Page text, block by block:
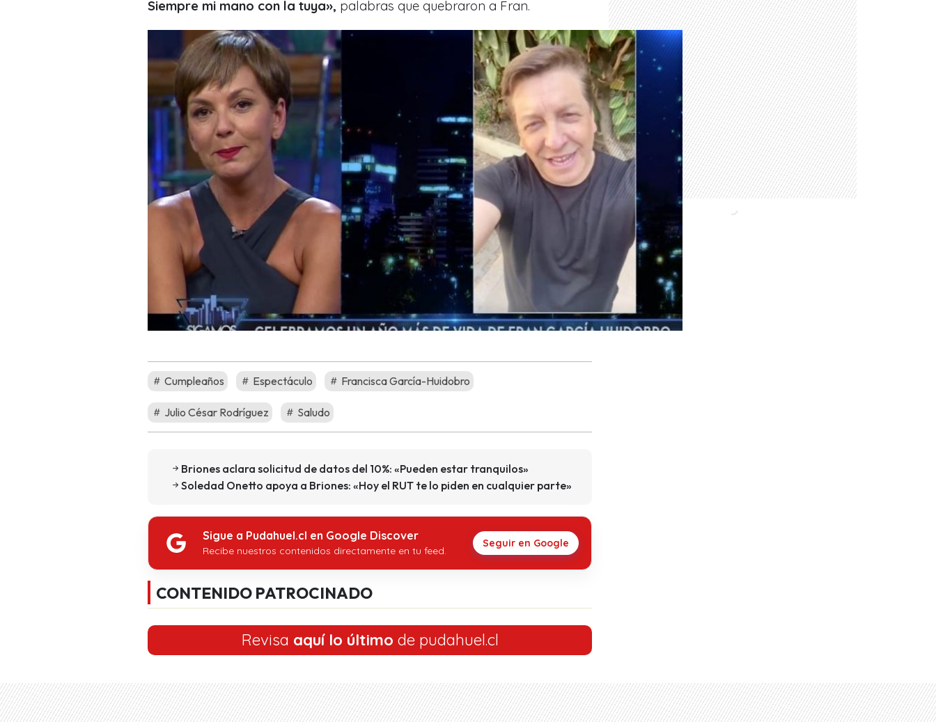
Siempre mi mano con la tuya», palabras que quebraron a Fran.
Cumpleaños Espectáculo Francisca García-Huidobro
Julio César Rodríguez Saludo
Briones aclara solicitud de datos del 10%: «Pueden estar tranquilos»
Soledad Onetto apoya a Briones: «Hoy el RUT te lo piden en cualquier parte»
Sigue a Pudahuel.cl en Google Discover
Recibe nuestros contenidos directamente en tu feed.
Seguir en Google
CONTENIDO PATROCINADO
Revisa aquí lo último de pudahuel.cl